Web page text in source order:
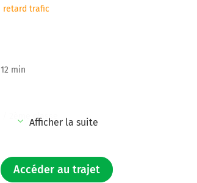
retard trafic
min
/ 2ème classe
Afficher la suite
Accéder au trajet